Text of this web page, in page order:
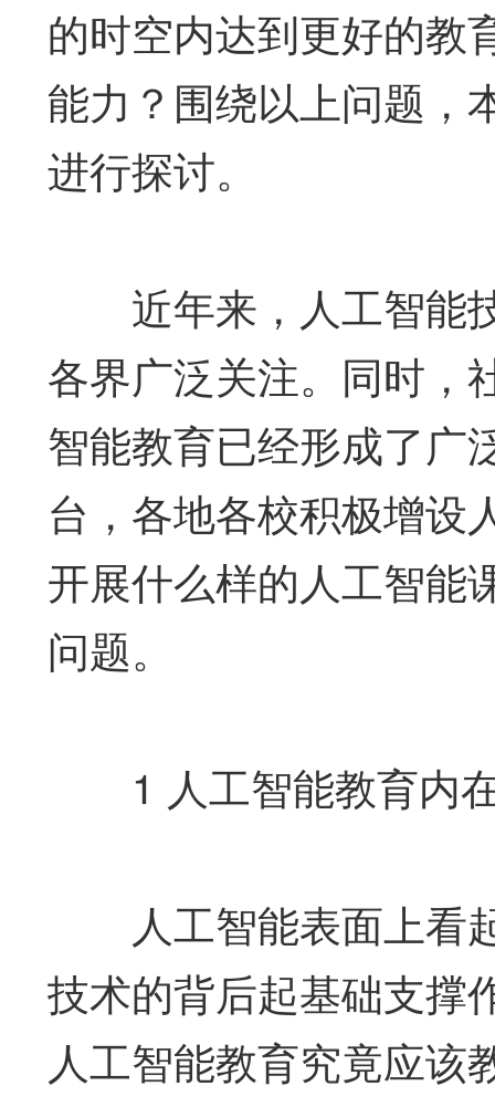
的时空内达到更好的教
能力？围绕以上问题，
进行探讨。
近年来，人工智能
各界广泛关注。同时，
智能教育已经形成了广
台，各地各校积极增设
开展什么样的人工智能
问题。
1 人工智能教育内
人工智能表面上看
技术的背后起基础支撑
人工智能教育究竟应该